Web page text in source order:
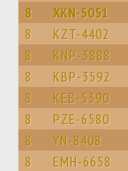
8 XKN-5051
8 KZT-4402
8 KNP-3888
8 KBP-3592
8 KEB-5390
8 PZE-6580
8 YN-8408
8 EMH-6658